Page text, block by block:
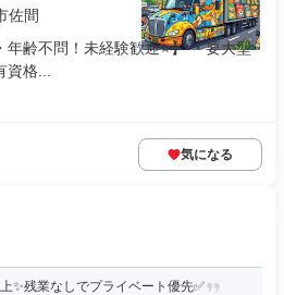
佐間
齢不問！未経験歓迎⭐】 ・要大型
格...
気になる
✨残業なしでプライベート優先✅